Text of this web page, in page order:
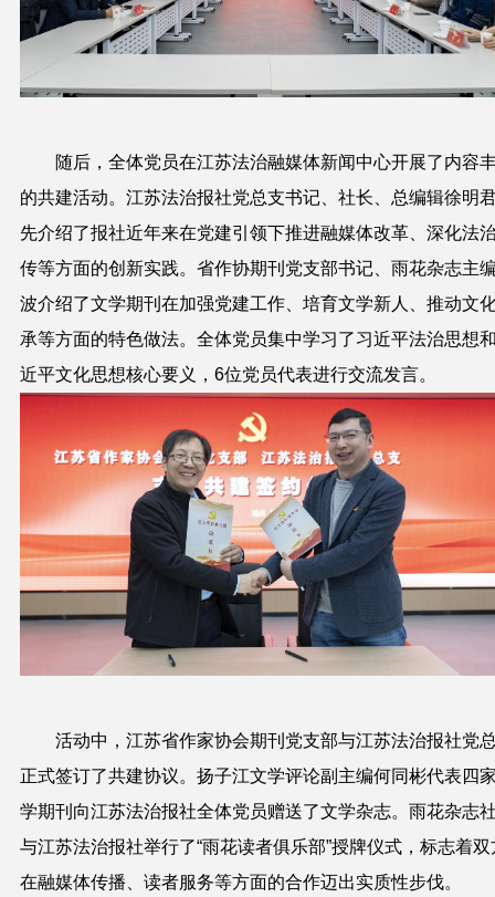
随后，全体党员在江苏法治融媒体新闻中心开展了内容
的共建活动。 江苏法治报社党总支书记、社长、总编辑徐明
先介绍了报社近年来在党建引领下推进融媒体改革、深化法
传等方面的创新实践。省作协期刊党支部书记、雨花杂志主
波介绍了文学期刊在加强党建工作、培育文学新人、推动文
承等方面的特色做法。 全体党员集中学习了习近平法治思想
近平文化思想核心要义，6位党员代表进行交流发言。
活动中， 江苏省作家协会期刊党支部与江苏法治报社党
正式签订了共建协议。扬子江文学评论副主编何同彬代表四
学期刊向江苏法治报社全体党员赠送了文学杂志。雨花杂志
与江苏法治报社举行了“雨花读者俱乐部”授牌仪式，标志着双
在融媒体传播、读者服务等方面的合作迈出实质性步伐。